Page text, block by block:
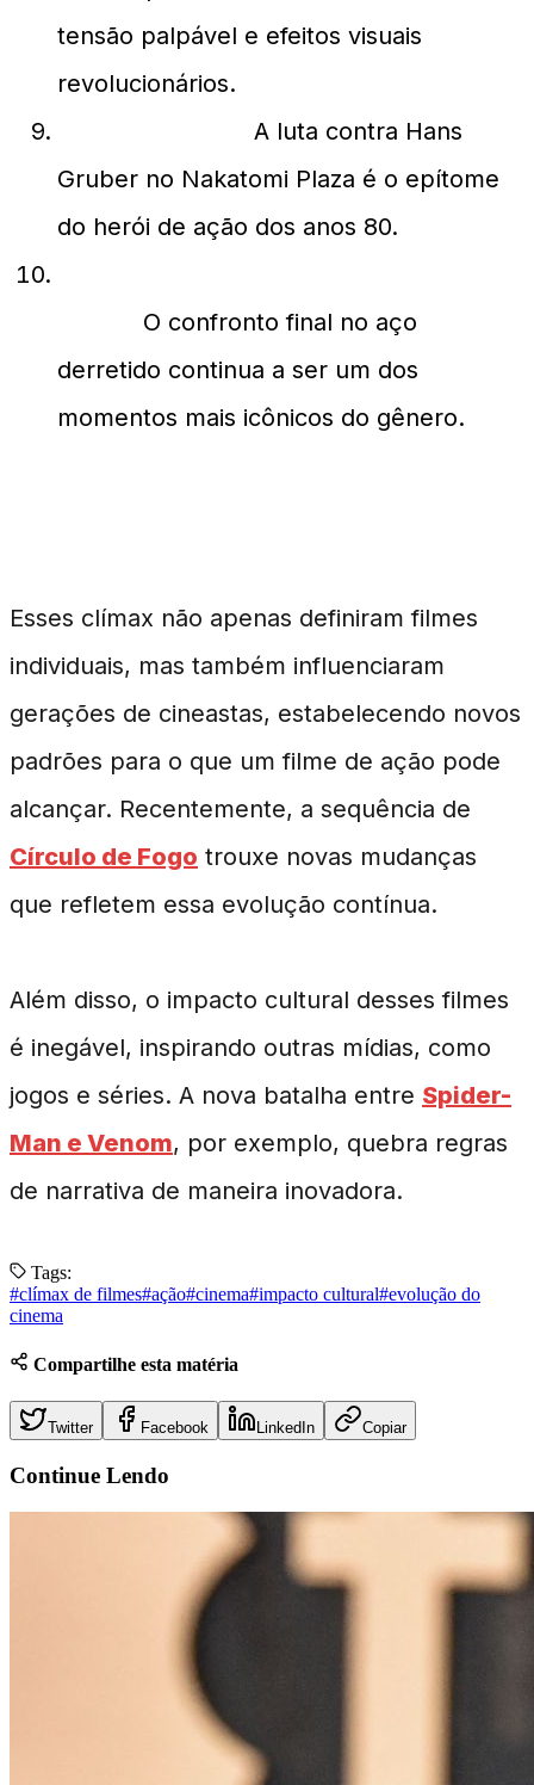
tensão palpável e efeitos visuais
revolucionários.
A luta contra Hans
Gruber no Nakatomi Plaza é o epítome
do herói de ação dos anos 80.
O confronto final no aço
derretido continua a ser um dos
momentos mais icônicos do gênero.
Esses clímax não apenas definiram filmes
individuais, mas também influenciaram
gerações de cineastas, estabelecendo novos
padrões para o que um filme de ação pode
alcançar. Recentemente, a sequência de
Círculo de Fogo trouxe novas mudanças
que refletem essa evolução contínua.
Além disso, o impacto cultural desses filmes
é inegável, inspirando outras mídias, como
jogos e séries. A nova batalha entre Spider-
Man e Venom, por exemplo, quebra regras
de narrativa de maneira inovadora.
Tags:
#clímax de filmes#ação#cinema#impacto cultural#evolução do
cinema
Compartilhe esta matéria
Twitter Facebook LinkedIn Copiar
Continue Lendo